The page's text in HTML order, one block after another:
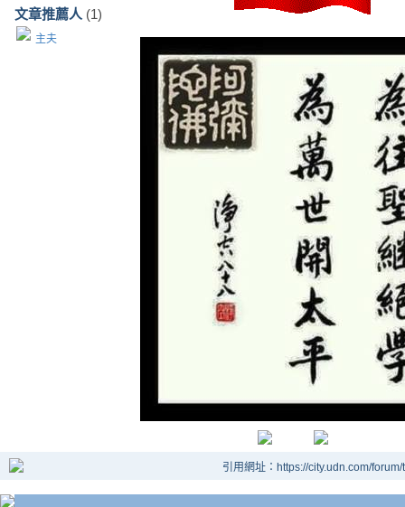
文章推薦人 (1)
主夫
引用網址：https://city.udn.com/